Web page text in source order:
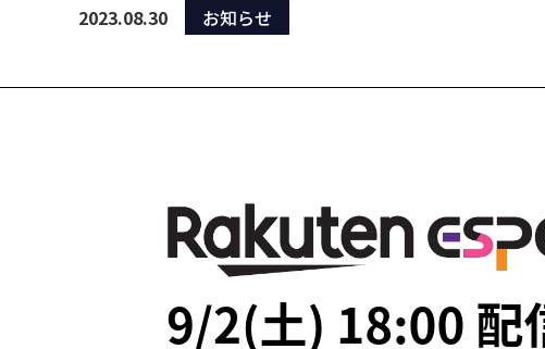
2023.08.30 お知らせ